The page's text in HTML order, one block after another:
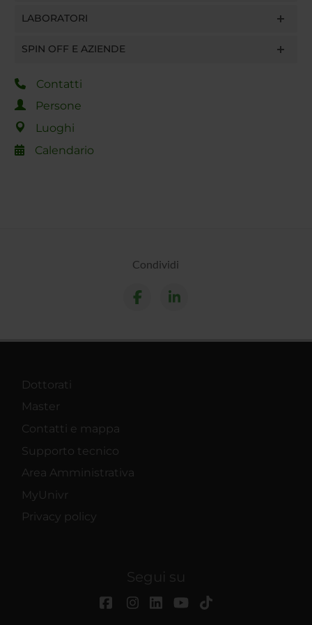
LABORATORI
SPIN OFF E AZIENDE
Contatti
Persone
Luoghi
Calendario
Condividi
Dottorati
Master
Contatti e mappa
Supporto tecnico
Area Amministrativa
MyUnivr
Privacy policy
Segui su